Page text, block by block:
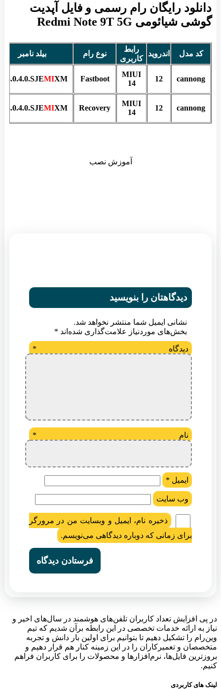
دانلود رایگان رام رسمی و فایل آپدیت
گوشی شیائومی Redmi Note 9T 5G
کد مدل اندروید
رابط
کاربری
نوع رام بیلد نامبر
cannong
12
MIUI
14
Fastboot
MIXM
cannong
12
MIUI
14
Recovery
MIXM
آموزش نصب
دیدگاهتان را بنویسید
نشانی ایمیل شما منتشر نخواهد شد.
بخش‌های موردنیاز علامت‌گذاری شده‌اند *
دیدگاه *
نام *
ایمیل *
وب‌ سایت
ذخیره نام، ایمیل و وبسایت من در مرورگر
برای زمانی که دوباره دیدگاهی می‌نویسم.
در پی افزایش تعداد کاربران تلفن‌های هوشمند در سال‌های اخیر و
نیاز به ارائه خدمات تخصصی در این رابطه برآن شدیم که تیم
وین‌رام را تشکیل دهیم تا بتوانیم برای اولین بار دانش و تجربه
متخصصان و تعمیرکاران را در این زمینه کنار هم قرار دهیم و
بروزترین فایل‌ها، نرم‌افزارها و محصولات را برای کاربران فراهم
کنیم.
لینک های کاربردی